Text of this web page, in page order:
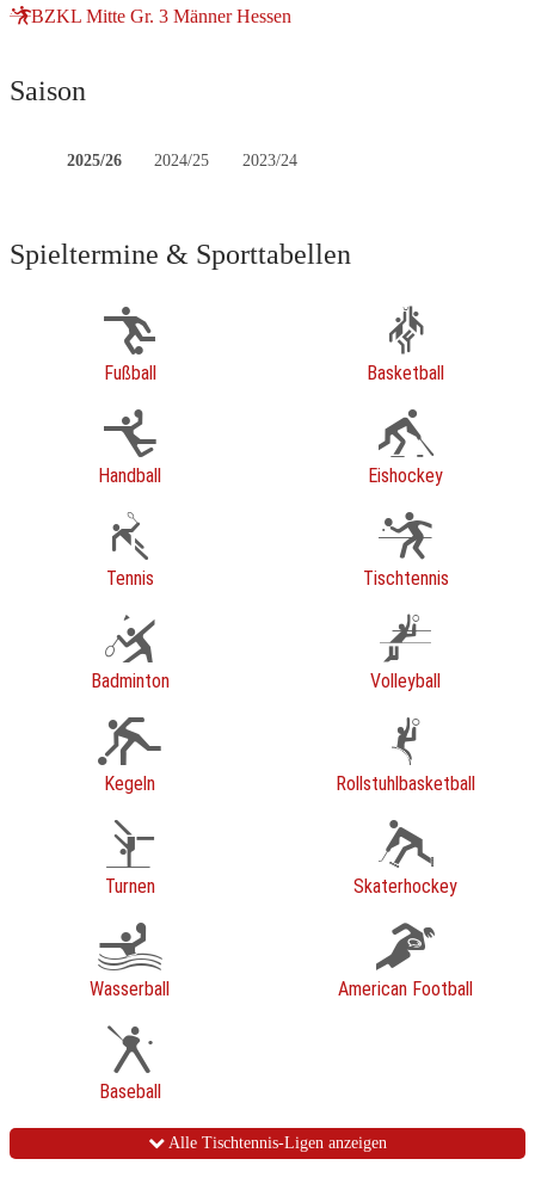
BZKL Mitte Gr. 3 Männer Hessen
Saison
2025/26 2024/25 2023/24
Spieltermine & Sporttabellen
Fußball Basketball
Handball Eishockey
Tennis Tischtennis
Badminton Volleyball
Kegeln Rollstuhlbasketball
Turnen Skaterhockey
Wasserball American Football
Baseball
Alle Tischtennis-Ligen anzeigen